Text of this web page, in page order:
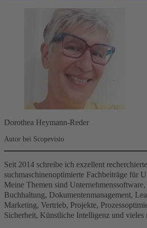
Dorothea Heymann-Reder
Autor bei Scopevisio
Seit 2014 schreibe ich exzellent
suchmaschinenoptimierte Fachbeiträge für
Meine Themen sind
Buchhaltung, Dokumentenmanagement,
Marketing, Vertrieb, Projekte,
Sicherheit, Künstliche Intelligenz und vieles